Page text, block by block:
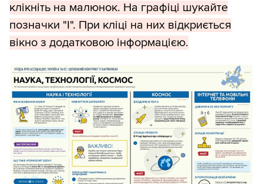
клікніть на малюнок. На графіці шукайте
позначки "І". При кліці на них відкриється
вікно з додатковою інформацією.